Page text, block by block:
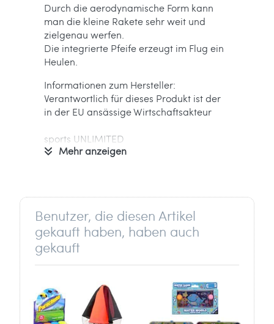
Durch die aerodynamische Form kann
man die kleine Rakete sehr weit und
zielgenau werfen.
Die integrierte Pfeife erzeugt im Flug ein
Heulen.
Informationen zum Hersteller:
Verantwortlich für dieses Produkt ist der
in der EU ansässige Wirtschaftsakteur
sports UNLIMITED
Sportartikel-Vertrieb + Beratung GmbH
info[at]sports-unlimited.de
Mehr anzeigen
Benutzer, die diesen Artikel
gekauft haben, haben auch
gekauft